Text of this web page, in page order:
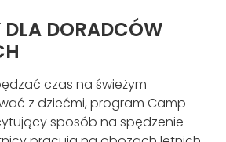
DLA DORADCÓW
czas na świeżym
z dziećmi, program Camp
sposób na spędzenie